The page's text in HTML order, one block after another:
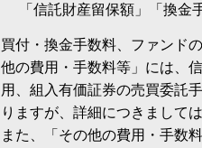
「信託財産留保額」「換
買付・換金手数料、ファンド
他の費用・手数料等」には、
用、組入有価証券の売買委託
りますが、詳細につきまして
また、「その他の費用・手数